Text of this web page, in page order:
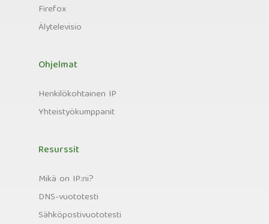
Firefox
Älytelevisio
Ohjelmat
Henkilökohtainen IP
Yhteistyökumppanit
Resurssit
Mikä on IP:ni?
DNS-vuototesti
Sähköpostivuototesti